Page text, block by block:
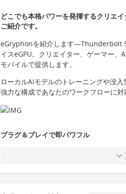
どこでも本格パワーを発揮するクリエ
ご紹介です。
eGryphonを紹介します—Thunderbolt
イスeGPU。クリエイター、ゲーマー
モバイルで提供します。
ローカルAIモデルのトレーニングや没
強力な構成であなたのワークフローに対
プラグ＆プレイで即パワフル